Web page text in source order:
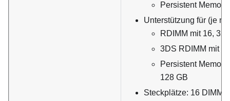
Persistent
Unterstützung für (je
RDIMM mit 16, 32
3DS RDIMM mit
Persistent
128 GB
Steckplätze: 16 DIMM-